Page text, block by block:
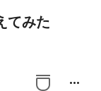
てみた
more_horiz